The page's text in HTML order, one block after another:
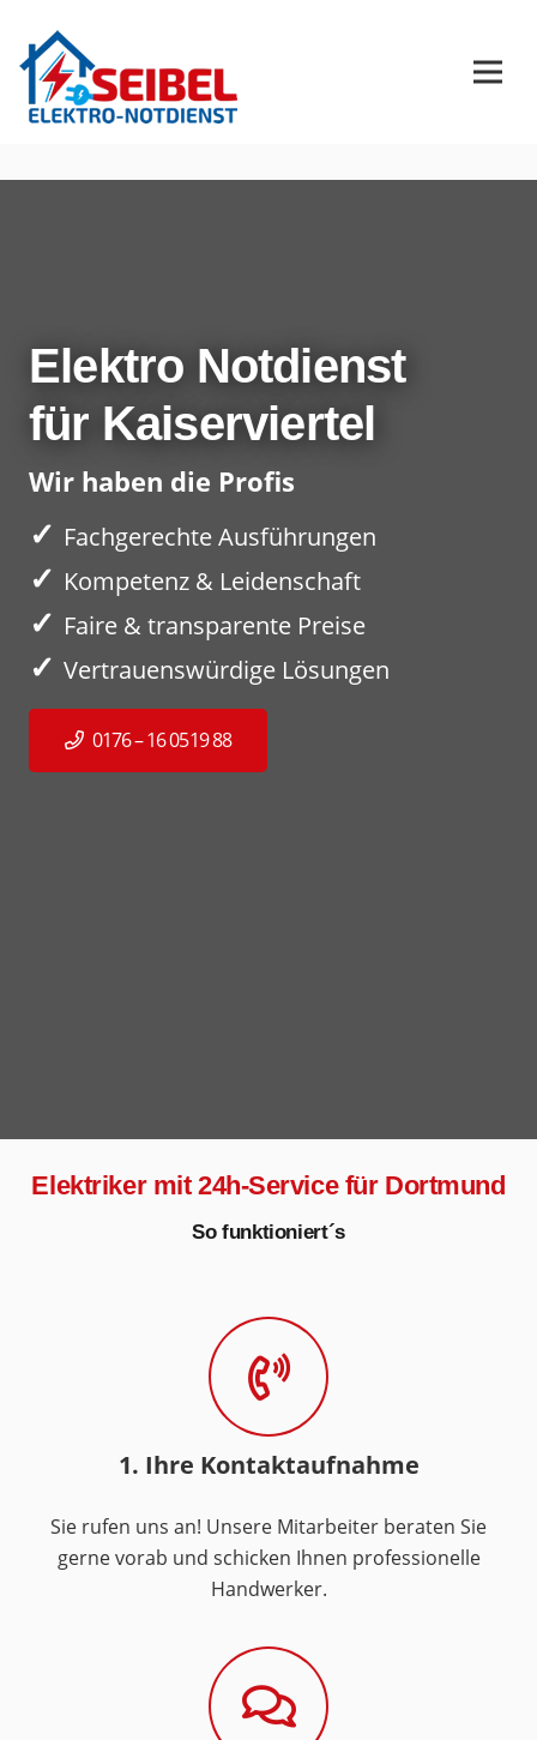
Elektro Notdienst
für Kaiserviertel
Wir haben die Profis
✓ Fachgerechte Ausführungen
✓ Kompetenz & Leidenschaft
✓ Faire & transparente Preise
✓ Vertrauenswürdige Lösungen
0176 – 16 0519 88
Elektriker mit 24h-Service für Dortmund
So funktioniert´s
1. Ihre Kontaktaufnahme
Sie rufen uns an! Unsere Mitarbeiter beraten Sie
gerne vorab und schicken Ihnen professionelle
Handwerker.